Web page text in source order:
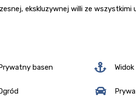
ekskluzywnej willi ze wszystkimi
basen